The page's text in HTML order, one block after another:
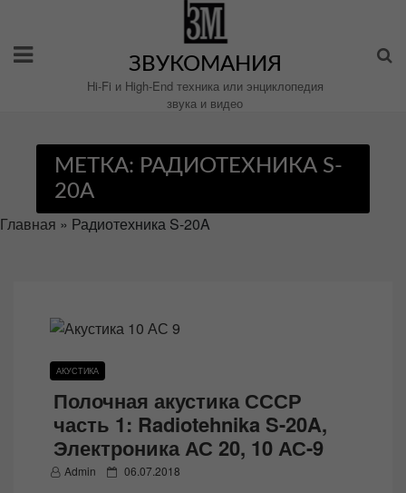
содержимому
ЗВУКОМАНИЯ
Hi-Fi и High-End техника или энциклопедия
звука и видео
МЕТКА: РАДИОТЕХНИКА S-
20A
Главная » Радиотехника S-20A
АКУСТИКА
Полочная акустика СССР
часть 1: Radiotehnika S-20A,
Электроника АС 20, 10 АС-9
Admin
P 06.07.2018